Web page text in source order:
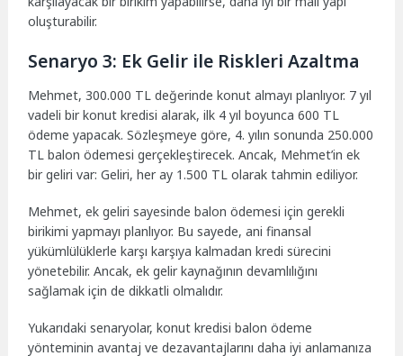
oluşturabilir.
Senaryo 3: Ek Gelir ile Riskleri Azaltma
Mehmet, 300.000 TL değerinde konut almayı planlıyor. 7 yıl
vadeli bir konut kredisi alarak, ilk 4 yıl boyunca 600 TL
ödeme yapacak. Sözleşmeye göre, 4. yılın sonunda 250.000
TL balon ödemesi gerçekleştirecek. Ancak, Mehmet’in ek
bir geliri var: Geliri, her ay 1.500 TL olarak tahmin ediliyor.
Mehmet, ek geliri sayesinde balon ödemesi için gerekli
birikimi yapmayı planlıyor. Bu sayede, ani finansal
yükümlülüklerle karşı karşıya kalmadan kredi sürecini
yönetebilir. Ancak, ek gelir kaynağının devamlılığını
sağlamak için de dikkatli olmalıdır.
Yukarıdaki senaryolar, konut kredisi balon ödeme
yönteminin avantaj ve dezavantajlarını daha iyi anlamanıza